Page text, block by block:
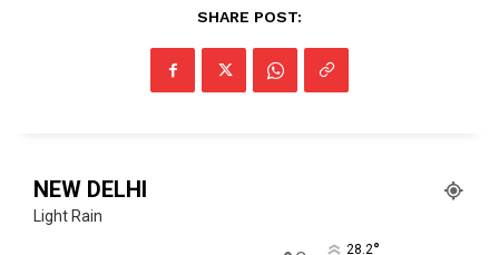
SHARE POST:
NEW DELHI
Light Rain
28.2°